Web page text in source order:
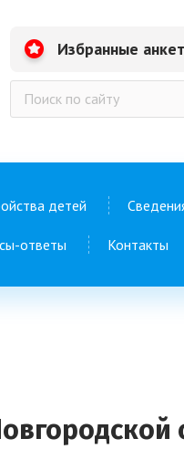
Избранные
детей
ответы Контакты